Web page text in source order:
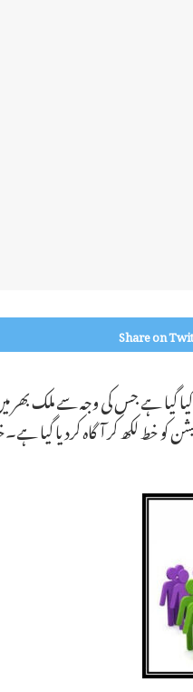
Share on
ہے جس کی وجہ سے ملک بھر میں
کر آگاہ کردیا گیا ہے۔خط